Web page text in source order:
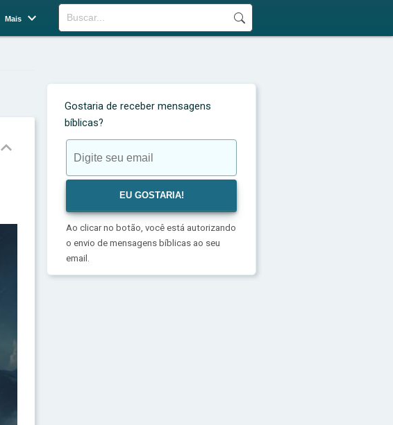
Mais 

Gostaria de receber mensagens
bíblicas?
Ao clicar no botão, você está autorizando
o envio de mensagens bíblicas ao seu
email.